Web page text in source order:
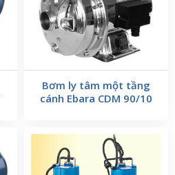
Bơm ly tâm một tầng
cánh Ebara CDM 90/10